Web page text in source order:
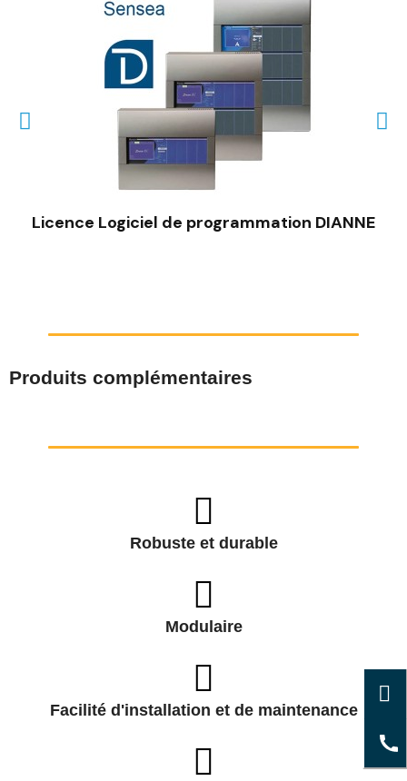
Licence Logiciel de programmation DIANNE
Produits complémentaires
Robuste et durable
Modulaire
Facilité d'installation et de maintenance